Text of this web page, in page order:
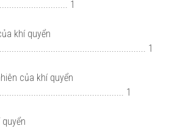
1
khí quyển
1
của khí quyển
1